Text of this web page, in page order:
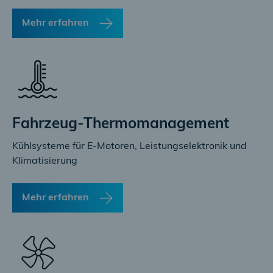
Mehr erfahren
Fahrzeug-Thermomanagement
Kühlsysteme für E-Motoren, Leistungselektronik und
Klimatisierung
Mehr erfahren